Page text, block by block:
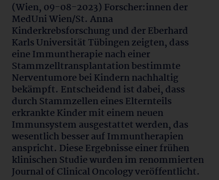
(Wien, 09-08-2023) Forscher:innen der
MedUni Wien/St. Anna
Kinderkrebsforschung und der Eberhard
Karls Universität Tübingen zeigten, dass
eine Immuntherapie nach einer
Stammzelltransplantation bestimmte
Nerventumore bei Kindern nachhaltig
bekämpft. Entscheidend ist dabei, dass
durch Stammzellen eines Elternteils
erkrankte Kinder mit einem neuen
Immunsystem ausgestattet werden, das
wesentlich besser auf Immuntherapien
anspricht. Diese Ergebnisse einer frühen
klinischen Studie wurden im renommierten
Journal of Clinical Oncology veröffentlicht.